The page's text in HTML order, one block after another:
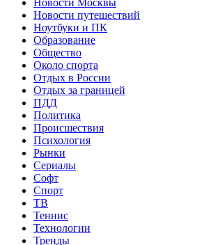
Новости путешествий
Ноутбуки и ПК
Образование
Общество
Около спорта
Отдых в России
Отдых за границей
ПДД
Политика
Происшествия
Психология
Рынки
Сериалы
Софт
Спорт
ТВ
Теннис
Технологии
Тренды